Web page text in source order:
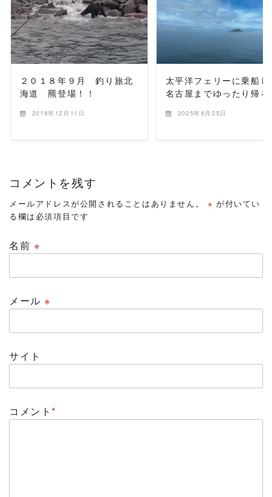
READ MORE
２０１８年９月 釣り旅北
海道 羆登場！！
2018年12月11日
READ MORE
太平洋フェリーに乗船し
名古屋までゆったり帰る
2025年6月25日
コメントを残す
メールアドレスが公開されることはありません。 ※ が付いてい
る欄は必須項目です
名前 ※
メール※
サイト
コメント*